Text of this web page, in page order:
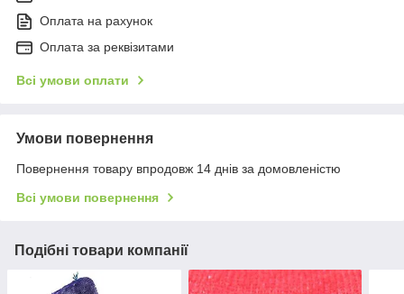
Оплата на рахунок
Оплата за реквізитами
Всі умови оплати
Умови повернення
Повернення товару впродовж 14 днів за домовленістю
Всі умови повернення
Подібні товари компанії